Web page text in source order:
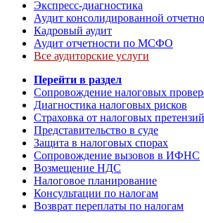
Экспресс-диагностика
Аудит консолидированной
Кадровый аудит
Аудит отчетности по МСФО
Все аудиторские услуги
Перейти в раздел
Сопровождение налоговых
Диагностика налоговых рисков
Страховка от налоговых претензий
Представительство в суде
Защита в налоговых спорах
Сопровождение вызовов в ИФНС
Возмещение НДС
Налоговое планирование
Консультации по налогам
Возврат переплаты по налогам